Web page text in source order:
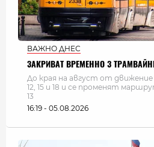
ВАЖНО ДНЕС
ЗАКРИВАТ ВРЕМЕННО 3
До края на август от
12, 15 и 18 и се променят
13
16:19 - 05.08.2026